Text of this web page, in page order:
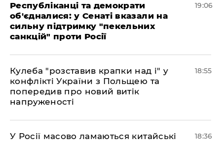
Республіканці та демократи
об'єдналися: у Сенаті вказали на
сильну підтримку "пекельних
санкцій" проти Росії
19:06
Кулеба "розставив крапки над і" у
конфлікті України з Польщею та
попередив про новий витік
напруженості
18:55
У Росії масово ламаються китайські
18:36